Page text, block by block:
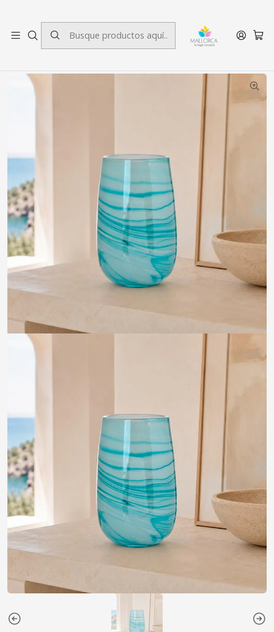
Inicio Decoración Jarrones Jarrón Maldivas Grande